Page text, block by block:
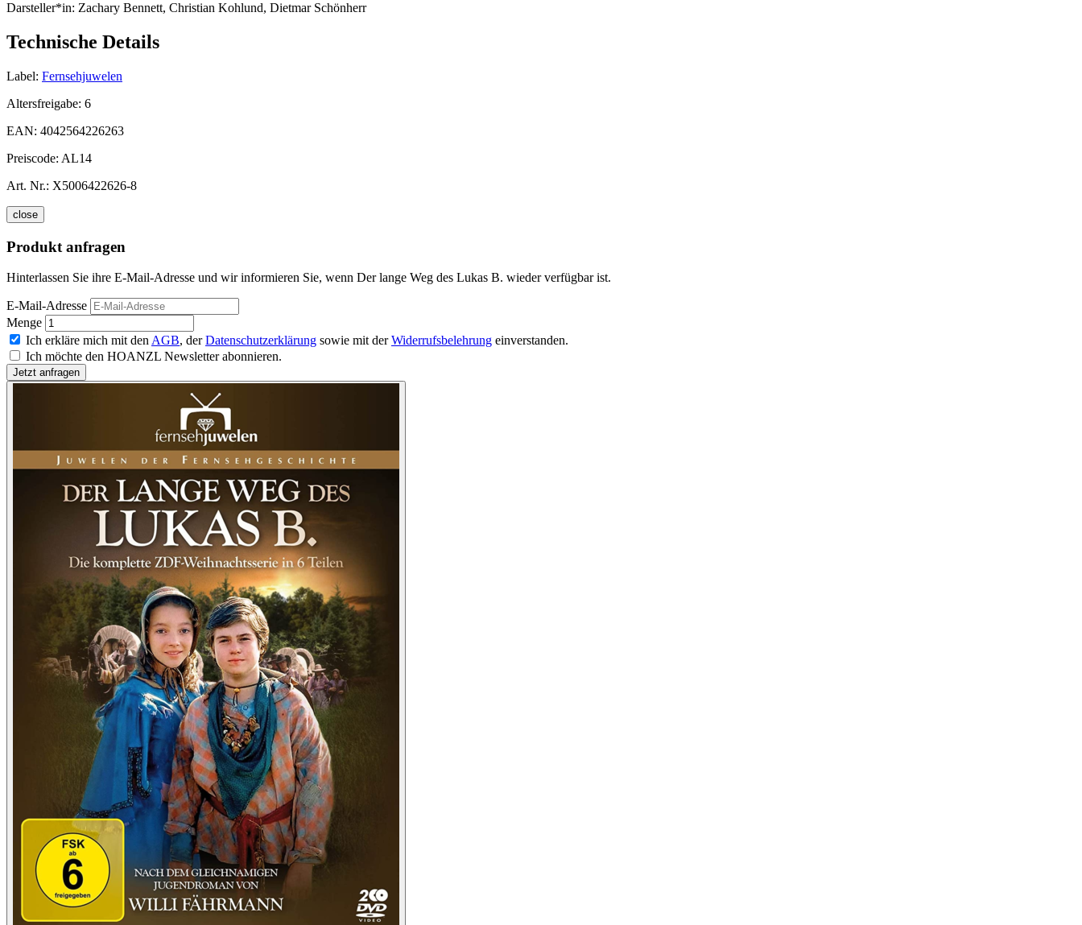
Darsteller*in: Zachary Bennett, Christian Kohlund, Dietmar Schönherr
Technische Details
Label: Fernsehjuwelen
Altersfreigabe: 6
EAN: 4042564226263
Preiscode: AL14
Art. Nr.: X5006422626-8
close
Produkt anfragen
Hinterlassen Sie ihre E-Mail-Adresse und wir informieren Sie, wenn Der lange Weg des Lukas B. wieder verfügbar ist.
E-Mail-Adresse
Menge
Ich erkläre mich mit den AGB, derDatenschutzerklärung sowie mit derWiderrufsbelehrung einverstanden.
Ich möchte den HOANZL Newsletter abonnieren.